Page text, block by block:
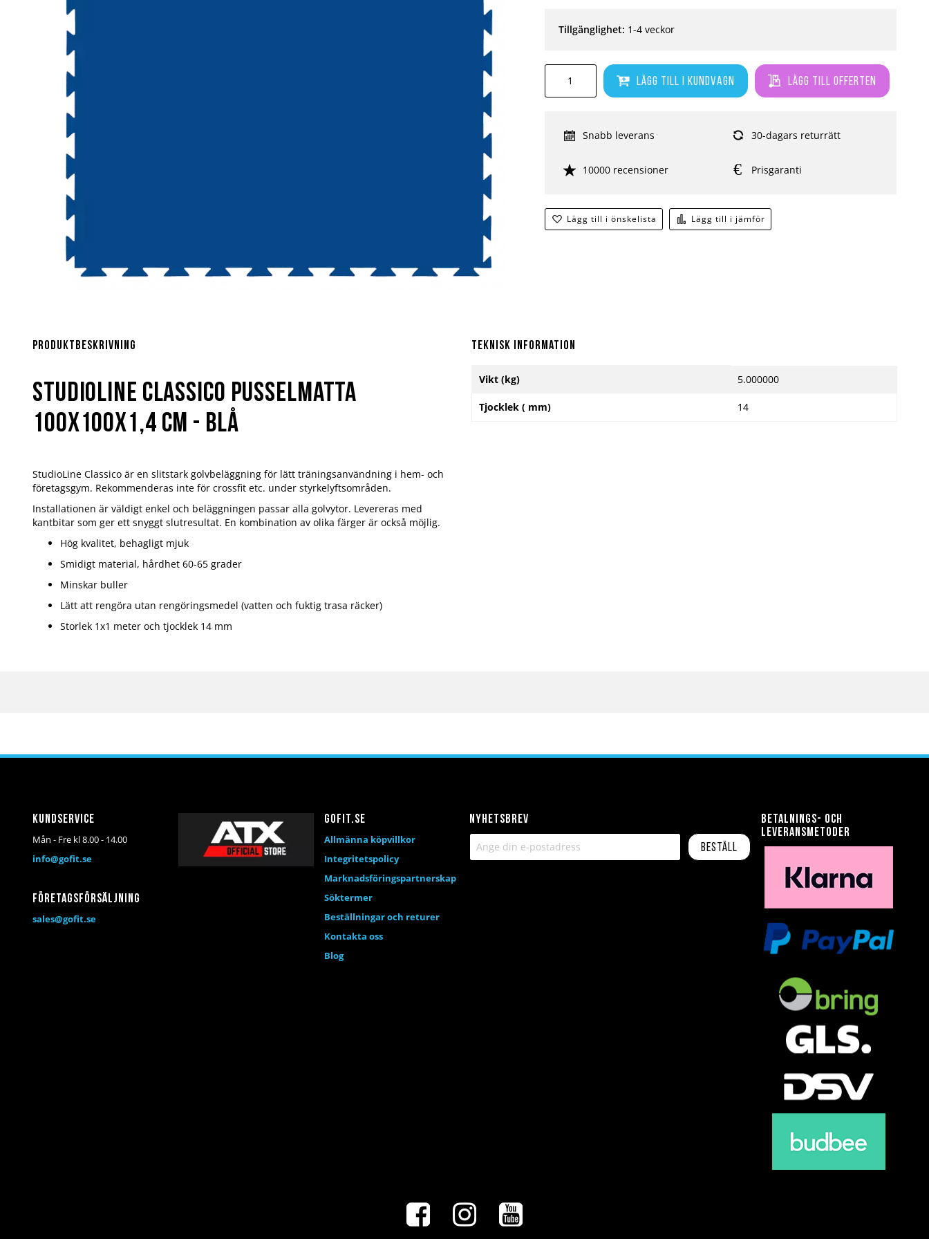
Lägg till i kundvagn Lägg till offerten
Lägg till i önskelista Lägg till i jämför
Tillgänglighet: 1-4 veckor
Snabb leverans 30-dagars returrätt
10000 recensioner Prisgaranti
början
Produktbeskrivning
Studioline Classico pusselmatta
100x100x1,4 cm - Blå
StudioLine Classico är en slitstark golvbeläggning för lätt träningsanvändning i hem- och
företagsgym. Rekommenderas inte för crossfit etc. under styrkelyftsområden.
Installationen är väldigt enkel och beläggningen passar alla golvytor. Levereras med
kantbitar som ger ett snyggt slutresultat. En kombination av olika färger är också möjlig.
Hög kvalitet, behagligt mjuk
Smidigt material, hårdhet 60-65 grader
Minskar buller
Lätt att rengöra utan rengöringsmedel (vatten och fuktig trasa räcker)
Storlek 1x1 meter och tjocklek 14 mm
Teknisk information
information
Vikt (kg) 5.000000
Tjocklek ( mm) 14
Nyhetsbrev
Beställ
Kundservice
Mån - Fre kl 8.00 - 14.00
info@gofit.se
Företagsförsäljning
sales@gofit.se
Betalnings- och
leveransmetoder
Gofit.se
Allmänna köpvillkor
Integritetspolicy
Marknadsföringspartnerskap
Söktermer
Beställningar och returer
Kontakta oss
Blog